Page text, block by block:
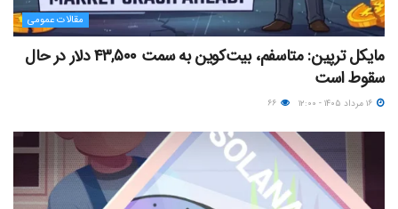
مقالات عمومی
مایکل ترپین: متاسفم، بیت‌کوین به سمت ۴۳,۵۰۰ دلار در حال
سقوط است